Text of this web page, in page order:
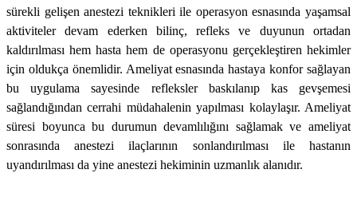
sürekli gelişen anestezi teknikleri ile operasyon esnasında yaşamsal
aktiviteler devam ederken bilinç, refleks ve duyunun ortadan
kaldırılması hem hasta hem de operasyonu gerçekleştiren hekimler
için oldukça önemlidir. Ameliyat esnasında hastaya konfor sağlayan
bu uygulama sayesinde refleksler baskılanıp kas gevşemesi
sağlandığından cerrahi müdahalenin yapılması kolaylaşır. Ameliyat
süresi boyunca bu durumun devamlılığını sağlamak ve ameliyat
sonrasında anestezi ilaçlarının sonlandırılması ile hastanın
uyandırılması da yine anestezi hekiminin uzmanlık alanıdır.